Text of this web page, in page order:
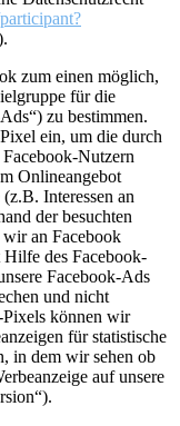
zum einen möglich,
für die
zu bestimmen.
ein, um die durch
Nutzern
Onlineangebot
Interessen an
der besuchten
an Facebook
des Facebook-
Facebook-Ads
und nicht
können wir
für statistische
in dem wir sehen ob
auf unsere